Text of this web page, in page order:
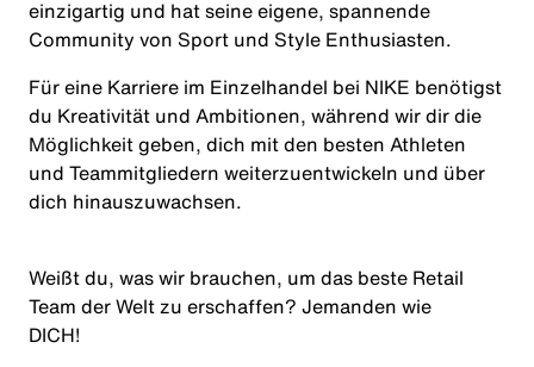
einzigartig und hat seine eigene, spannende
Community von Sport und Style Enthusiasten.
Für eine Karriere im Einzelhandel bei NIKE benötigst
du Kreativität und Ambitionen, während wir dir die
Möglichkeit geben, dich mit den besten Athleten
und Teammitgliedern weiterzuentwickeln und über
dich hinauszuwachsen.
Weißt du, was wir brauchen, um das beste Retail
Team der Welt zu erschaffen? Jemanden wie
DICH!